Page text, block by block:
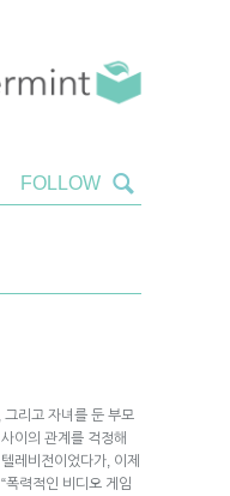
리고 자녀를 둔 부모
이의 관계를 걱정해
레비전이었다가, 이제
폭력적인 비디오 게임